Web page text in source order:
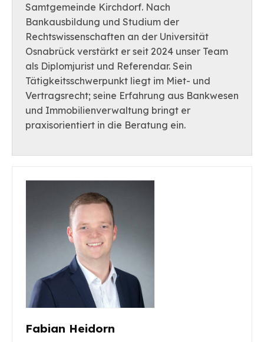
Samtgemeinde Kirchdorf. Nach
Bankausbildung und Studium der
Rechtswissenschaften an der Universität
Osnabrück verstärkt er seit 2024 unser Team
als Diplomjurist und Referendar. Sein
Tätigkeitsschwerpunkt liegt im Miet- und
Vertragsrecht; seine Erfahrung aus Bankwesen
und Immobilienverwaltung bringt er
praxisorientiert in die Beratung ein.
Fabian Heidorn